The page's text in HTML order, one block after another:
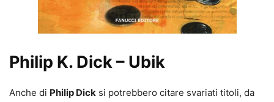
Philip K. Dick – Ubik
Anche di Philip Dick si potrebbero citare svariati titoli, da